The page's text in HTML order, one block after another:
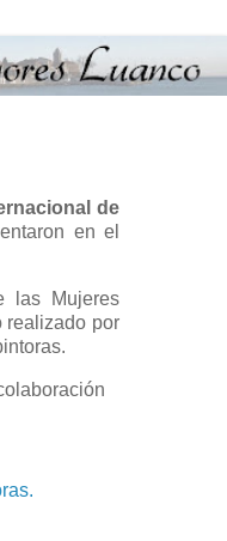
de
en el
las Mujeres
realizado por